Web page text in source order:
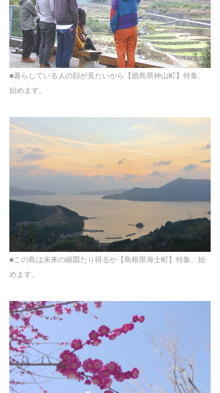
■暮らしている人の顔が見たいから【徳島県神山町】特集、
始めます。
■この島は未来の縮図たり得るか【島根県海士町】特集、始
めます。